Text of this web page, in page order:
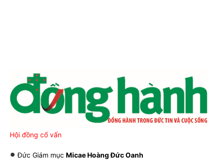
Hội đồng cố vấn
Đức Giám mục Micae Hoàng Đức Oanh